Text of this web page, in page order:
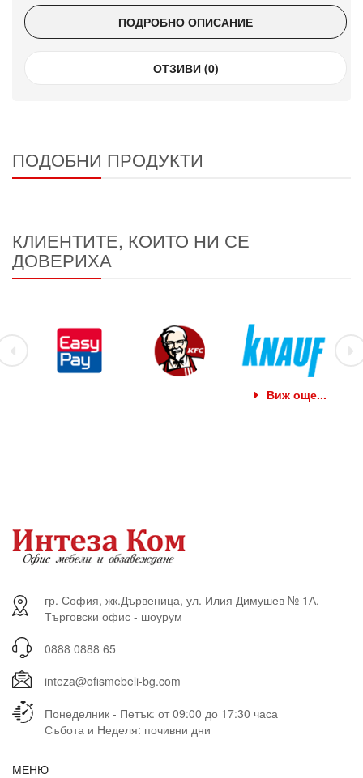
ПОДРОБНО ОПИСАНИЕ
ОТЗИВИ (0)
ПОДОБНИ ПРОДУКТИ
КЛИЕНТИТЕ, КОИТО НИ СЕ
ДОВЕРИХА
Виж още...
гр. София, жк.Дървеница, ул. Илия Димушев № 1А,
Търговски офис - шоурум
0888 0888 65
inteza@ofismebeli-bg.com
Понеделник - Петък: от 09:00 до 17:30 часа
Събота и Неделя: почивни дни
МЕНЮ